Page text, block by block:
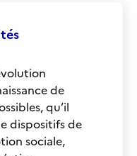
de
qu’il
dispositifs de
sociale,